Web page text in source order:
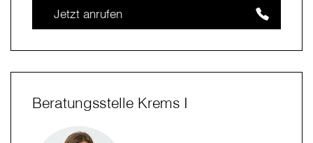
Jetzt anrufen
Beratungsstelle Krems I